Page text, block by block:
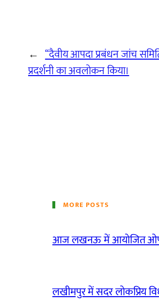
← “दैवीय आपदा प्रबंधन जांच
प्रदर्शनी का अवलोकन किया।
MORE POSTS
आज लखनऊ में आयोजित ओपन
लखीमपुर में सदर लोकप्रिय